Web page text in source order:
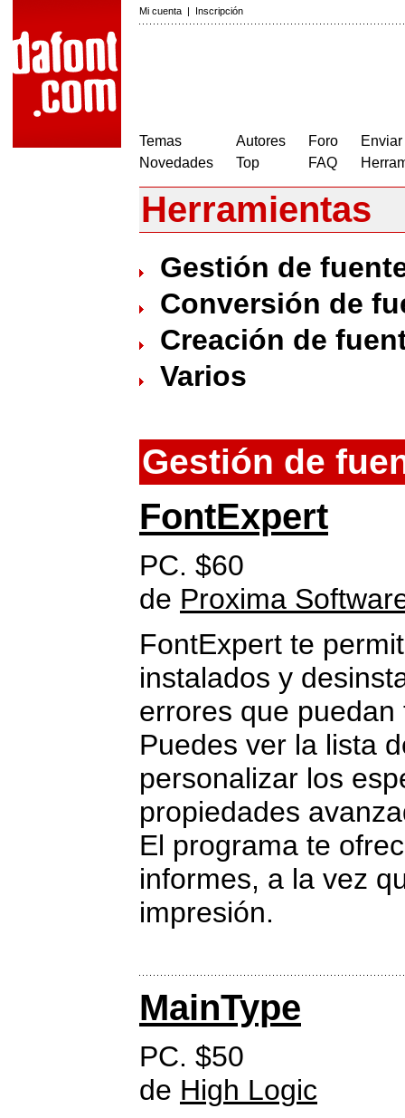
Mi cuenta | Inscripción
Temas
Novedades
Autores
Top
Foro
FAQ
Herramientas
Gestión de
Conversión de
Creación de
Varios
Gestión de
FontExpert
PC. $60
de Proxima
FontExpert te
instalados y
errores que
Puedes ver la lista
personalizar los
propiedades
El programa te
informes, a la vez
impresión.
MainType
PC. $50
de High Logic